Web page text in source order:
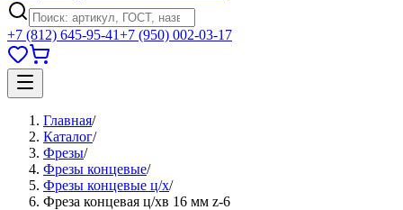
+7 (812) 645-95-41+7 (950) 002-03-17
Главная/
Каталог/
Фрезы/
Фрезы концевые/
Фрезы концевые ц/х/
Фреза концевая ц/хв 16 мм z-6